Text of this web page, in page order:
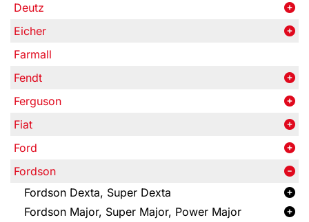
Deutz
Eicher
Farmall
Fendt
Ferguson
Fiat
Ford
Fordson
Fordson Dexta, Super Dexta
Fordson Major, Super Major, Power Major